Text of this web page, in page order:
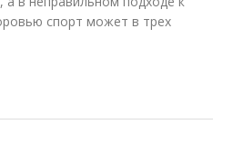
спорт может в трех